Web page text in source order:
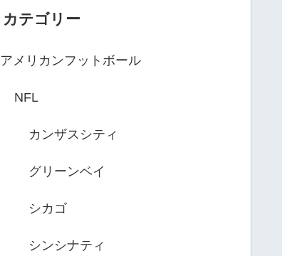
カテゴリー
アメリカンフットボール
NFL
カンザスシティ
グリーンベイ
シカゴ
シンシナティ